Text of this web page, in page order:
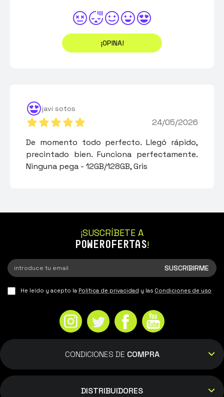
¡OPINA!
javi sotos
24/05/2026
De momento todo perfecto. Llegó rápido,
precintado bien. Funciona perfectamente.
Ninguna pega - 12GB/128GB, Gris
¡SUSCRÍBETE A
POWEROFERTAS!
He leído y acepto la Política de privacidad y las Condiciones de uso
CONDICIONES DE COMPRA
DISTRIBUIDORES